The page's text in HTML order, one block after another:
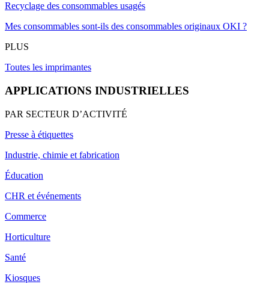
Recyclage des consommables usagés
Mes consommables sont-ils des consommables originaux OKI ?
PLUS
Toutes les imprimantes
APPLICATIONS INDUSTRIELLES
PAR SECTEUR D’ACTIVITÉ
Presse à étiquettes
Industrie, chimie et fabrication
Éducation
CHR et événements
Commerce
Horticulture
Santé
Kiosques